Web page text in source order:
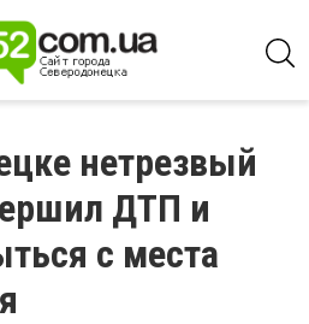
нетрезвый
ДТП и
с места